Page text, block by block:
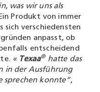
was wir uns als
Produkt von immer
sich verschiedensten
anpasst, ob
entscheidend
« Texaa®hatte das
in der Ausführung
sprechen konnte“,